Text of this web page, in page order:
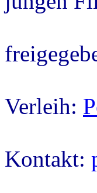
Verleih:
Kontakt: